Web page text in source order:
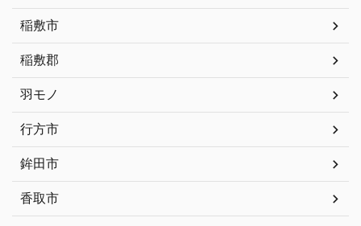
稲敷市
稲敷郡
羽モノ
行方市
鉾田市
香取市